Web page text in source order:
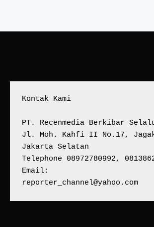
Kontak Kami
PT. Recenmedia Berkibar
Jl. Moh. Kahfi II No.17,
Jakarta Selatan
Telephone 08972780992,
Email:
reporter_channel@yahoo.com